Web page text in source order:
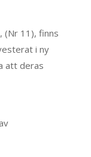
(Nr 11), finns
i ny
att deras